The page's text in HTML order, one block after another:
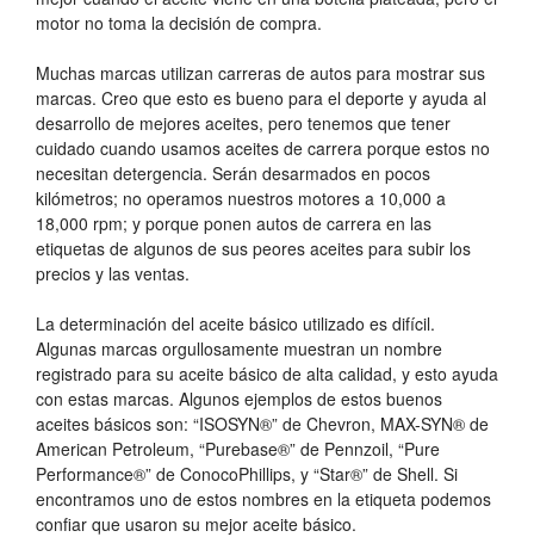
motor no toma la decisión de compra.
Muchas marcas utilizan carreras de autos para mostrar sus
marcas. Creo que esto es bueno para el deporte y ayuda al
desarrollo de mejores aceites, pero tenemos que tener
cuidado cuando usamos aceites de carrera porque estos no
necesitan detergencia. Serán desarmados en pocos
kilómetros; no operamos nuestros motores a 10,000 a
18,000 rpm; y porque ponen autos de carrera en las
etiquetas de algunos de sus peores aceites para subir los
precios y las ventas.
La determinación del aceite básico utilizado es difícil.
Algunas marcas orgullosamente muestran un nombre
registrado para su aceite básico de alta calidad, y esto ayuda
con estas marcas. Algunos ejemplos de estos buenos
aceites básicos son: “ISOSYN®” de Chevron, MAX-SYN® de
American Petroleum, “Purebase®” de Pennzoil, “Pure
Performance®” de ConocoPhillips, y “Star®” de Shell. Si
encontramos uno de estos nombres en la etiqueta podemos
confiar que usaron su mejor aceite básico.